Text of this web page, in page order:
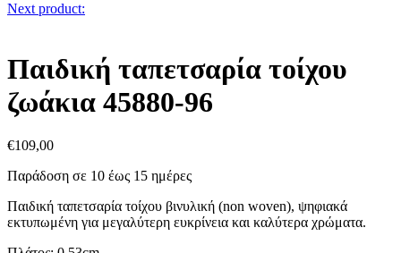
Next product:
Παιδική ταπετσαρία τοίχου
ζωάκια 45880-96
€109,00
Παράδοση σε 10 έως 15 ημέρες
Παιδική ταπετσαρία τοίχου βινυλική (non woven), ψηφιακά
εκτυπωμένη για μεγαλύτερη ευκρίνεια και καλύτερα χρώματα.